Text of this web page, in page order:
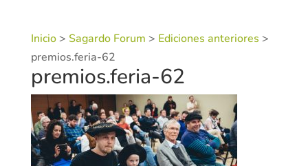
Inicio> Sagardo Forum > Ediciones anteriores >
premios.feria-62
premios.feria-62